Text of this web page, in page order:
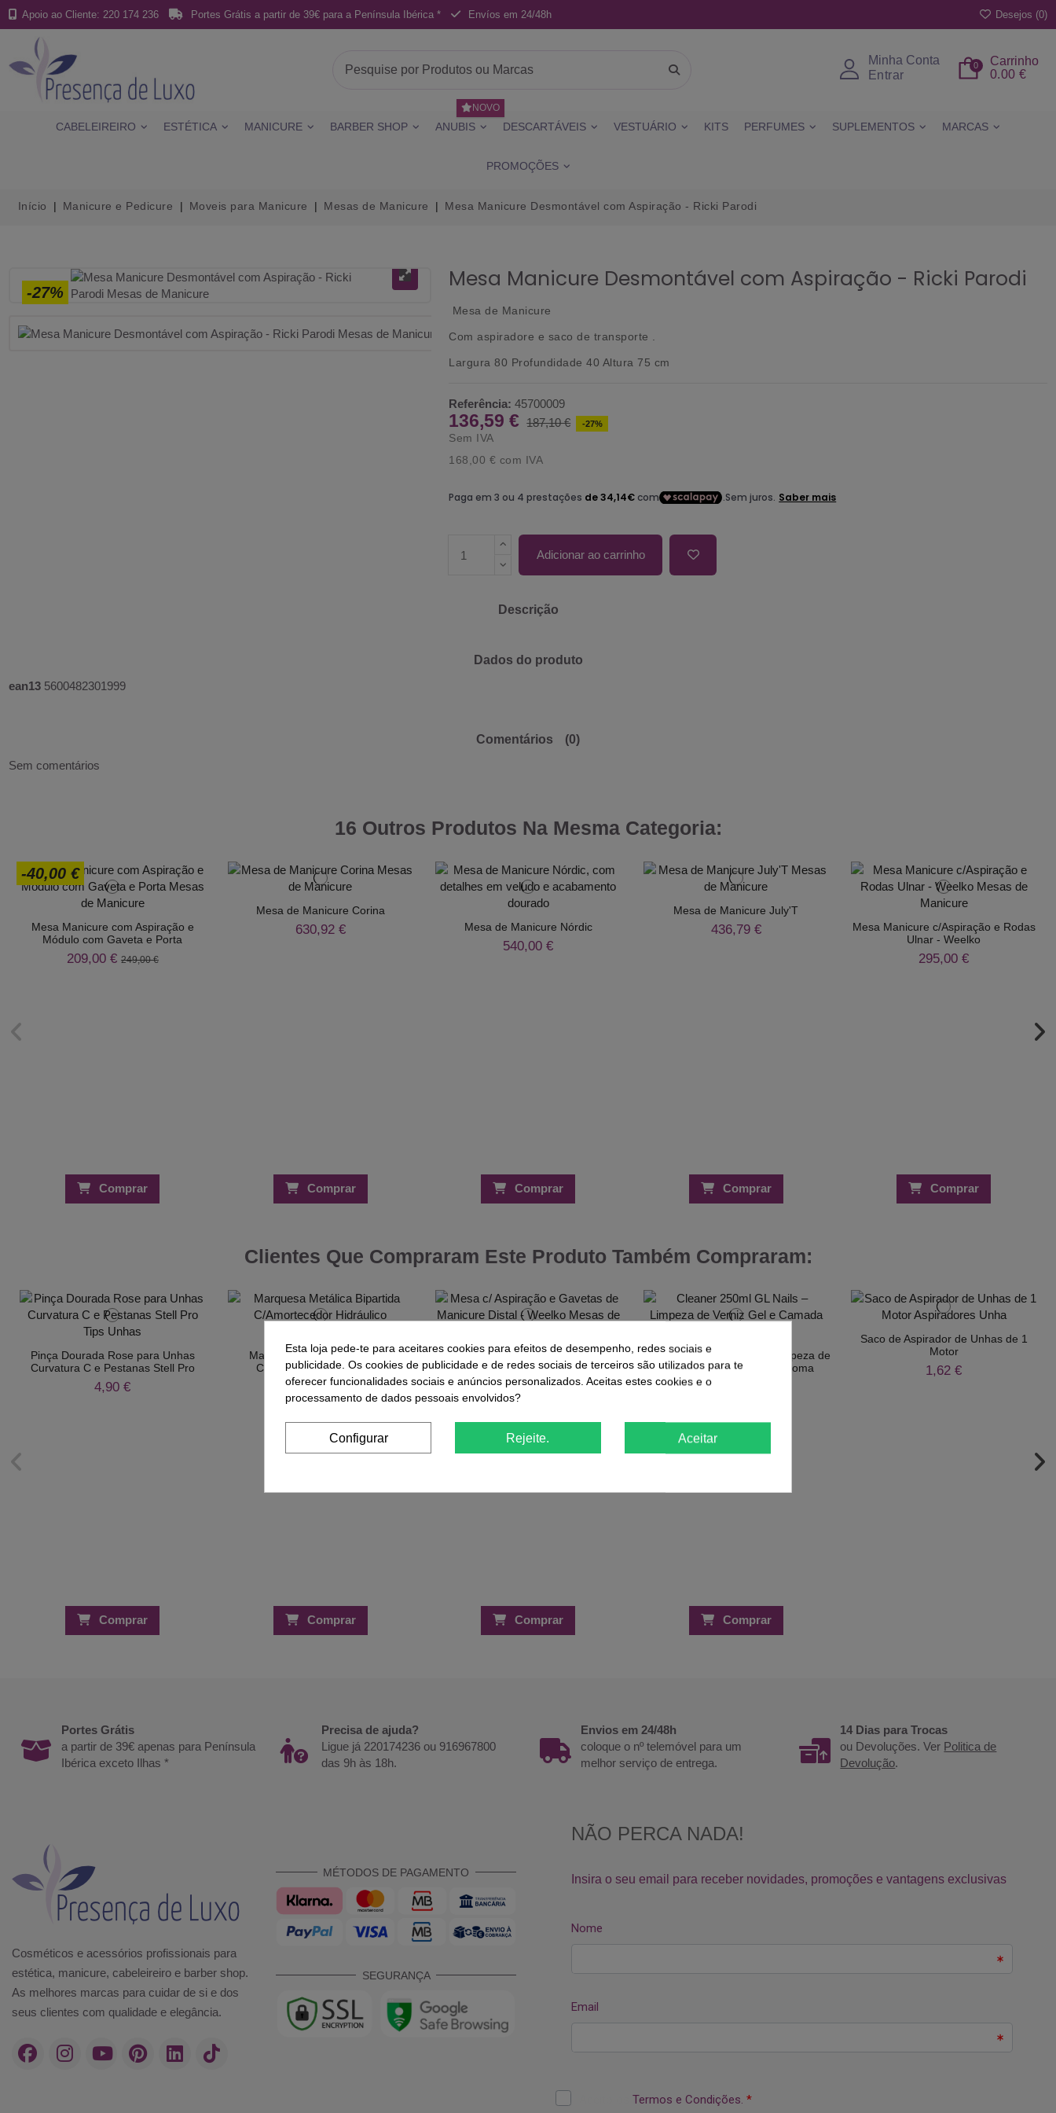
Apoio ao Cliente: 220 174 236 Portes Grátis a partir de 39€ para a Península Ibérica * Envíos em 24/48h Desejos (0)
Minha Conta
Entrar
Carrinho
0
0.00 €
CABELEIREIRO ESTÉTICA MANICURE BARBER SHOP ANUBIS
NOVO
DESCARTÁVEIS VESTUÁRIO KITS PERFUMES SUPLEMENTOS MARCAS
PROMOÇÕES
Início Manicure e Pedicure Moveis para Manicure Mesas de Manicure Mesa Manicure Desmontável com Aspiração - Ricki Parodi
-27% Mesa Manicure Desmontável com Aspiração - Ricki Parodi
Mesa de Manicure
Com aspiradore e saco de transporte .
Largura 80 Profundidade 40 Altura 75 cm
Referência: 45700009
136,59 € 187,10 € -27%
Sem IVA
168,00 € com IVA
Adicionar ao carrinho
Descrição
Dados do produto
ean13 5600482301999
Comentários
(0)
Sem comentários
16 Outros Produtos Na Mesma Categoria:
-40,00 €
Mesa Manicure com Aspiração e
Módulo com Gaveta e Porta
209,00 € 249,00 €
Comprar
Mesa de Manicure Corina
630,92 €
Comprar
Mesa de Manicure Nórdic
540,00 €
Comprar
Mesa de Manicure July'T
436,79 €
Comprar
Mesa Manicure c/Aspiração e Rodas
Ulnar - Weelko
295,00 €
Comprar
Clientes Que Compraram Este Produto Também Compraram:
Pinça Dourada Rose para Unhas
Curvatura C e Pestanas Stell Pro
4,90 €
Comprar
Marquesa Metálica Bipartida
C/Amortecedor Hidráulico
371,33 €
Comprar
Mesa c/ Aspiração e Gavetas de
Manicure Distal - Weelko
325,00 €
Comprar
Cleaner 250ml GL Nails – Limpeza de
Verniz Gel e Camada de Goma
Comprar
Saco de Aspirador de Unhas de 1
Motor
1,62 €
Portes Grátis
a partir de 39€ apenas para Península
Ibérica exceto Ilhas *
Precisa de ajuda?
Ligue já 220174236 ou 916967800
das 9h às 18h.
Envios em 24/48h
coloque o nº telemóvel para um
melhor serviço de entrega.
14 Dias para Trocas
ou Devoluções. Ver Politica de
Devolução.
Cosméticos e acessórios profissionais para
estética, manicure, cabeleireiro e barber shop.
As melhores marcas para cuidar de si e dos
seus clientes com qualidade e elegância.
MÉTODOS DE PAGAMENTO
SEGURANÇA
Esta loja pede-te para aceitares cookies para efeitos de desempenho, redes sociais e
publicidade. Os cookies de publicidade e de redes sociais de terceiros são utilizados para te
oferecer funcionalidades sociais e anúncios personalizados. Aceitas estes cookies e o
processamento de dados pessoais envolvidos?
Configurar Rejeite. Aceitar